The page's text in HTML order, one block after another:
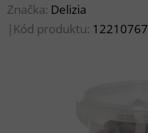
Značka: Delizia
| Kód produktu: 12210767